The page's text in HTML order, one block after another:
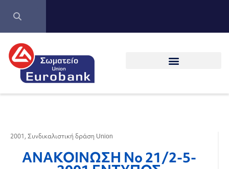
2001, Συνδικαλιστική δράση Union
ΑΝΑΚΟΙΝΩΣΗ Νο 21/2-5-